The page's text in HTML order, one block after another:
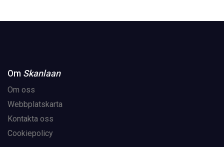
Om Skanlaan
Om oss
Webbplatskarta
Kontakta oss
Cookiepolicy